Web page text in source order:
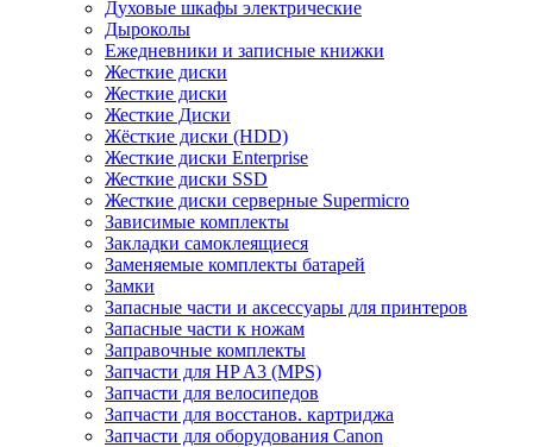
Духовые шкафы электрические
Дыроколы
Ежедневники и записные книжки
Жесткие диски
Жесткие диски
Жесткие Диски
Жёсткие диски (HDD)
Жесткие диски Enterprise
Жесткие диски SSD
Жесткие диски серверные Supermicro
Зависимые комплекты
Закладки самоклеящиеся
Заменяемые комплекты батарей
Замки
Запасные части и аксессуары для принтеров
Запасные части к ножам
Заправочные комплекты
Запчасти для HP A3 (MPS)
Запчасти для велосипедов
Запчасти для восстанов. картриджа
Запчасти для оборудования Canon